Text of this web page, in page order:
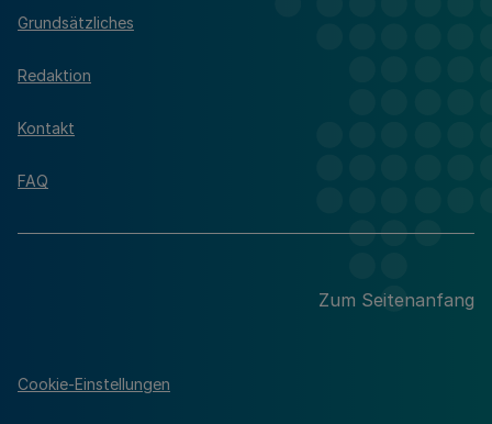
Grundsätzliches
Redaktion
Kontakt
FAQ
Zum Seitenanfang
Cookie-Einstellungen